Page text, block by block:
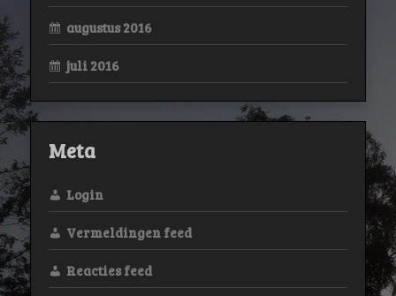
augustus 2016
juli 2016
Meta
Login
Vermeldingen feed
Reacties feed